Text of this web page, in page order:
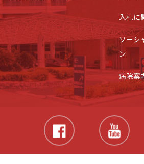
入札に
ソーシ
ン
病院案